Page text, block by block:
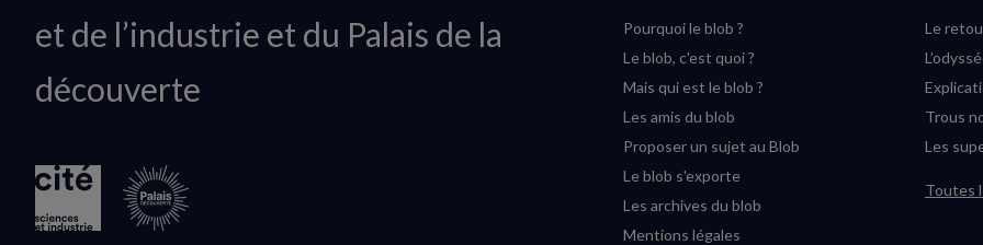
logo
et de l’industrie et du Palais de la
découverte
Pourquoi le blob ?
Le blob, c'est quoi ?
Mais qui est le blob ?
Les amis du blob
Proposer un sujet au Blob
Le blob s'exporte
Les archives du blob
Mentions légales
Le
Trous
Les
Toutes